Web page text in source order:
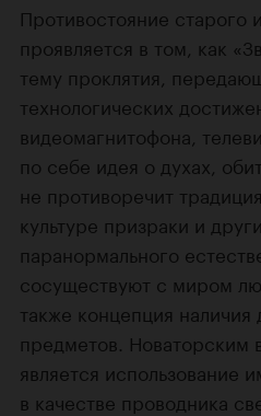
Противостояние старого
проявляется в том, как
тему проклятия,
технологических
видеомагнитофона,
по себе идея о духах,
не противоречит
культуре призраки и
паранормального
сосуществуют с миром
также концепция
предметов. Новаторским
является использование
в качестве проводника